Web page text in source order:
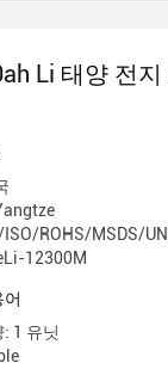
Li 태양 전
ISO/ROHS/MSDS/
12300M
어
1 유닛